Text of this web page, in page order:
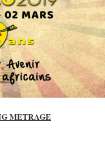
METRAGE